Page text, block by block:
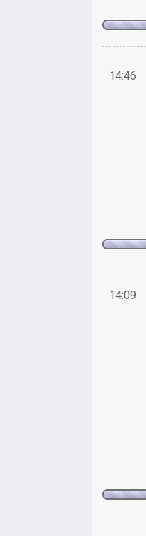
14:46
14:09